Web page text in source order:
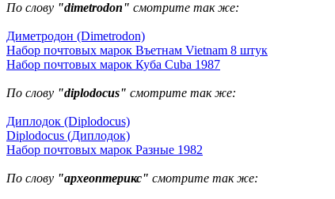
По слову "dimetrodon" смотрите так же:
Диметродон (Dimetrodon)
Набор почтовых марок Въетнам Vietnam 8 штук
Набор почтовых марок Куба Cuba 1987
По слову "diplodocus" смотрите так же:
Диплодок (Diplodocus)
Diplodocus (Диплодок)
Набор почтовых марок Разные 1982
По слову "археоптерикс" смотрите так же: